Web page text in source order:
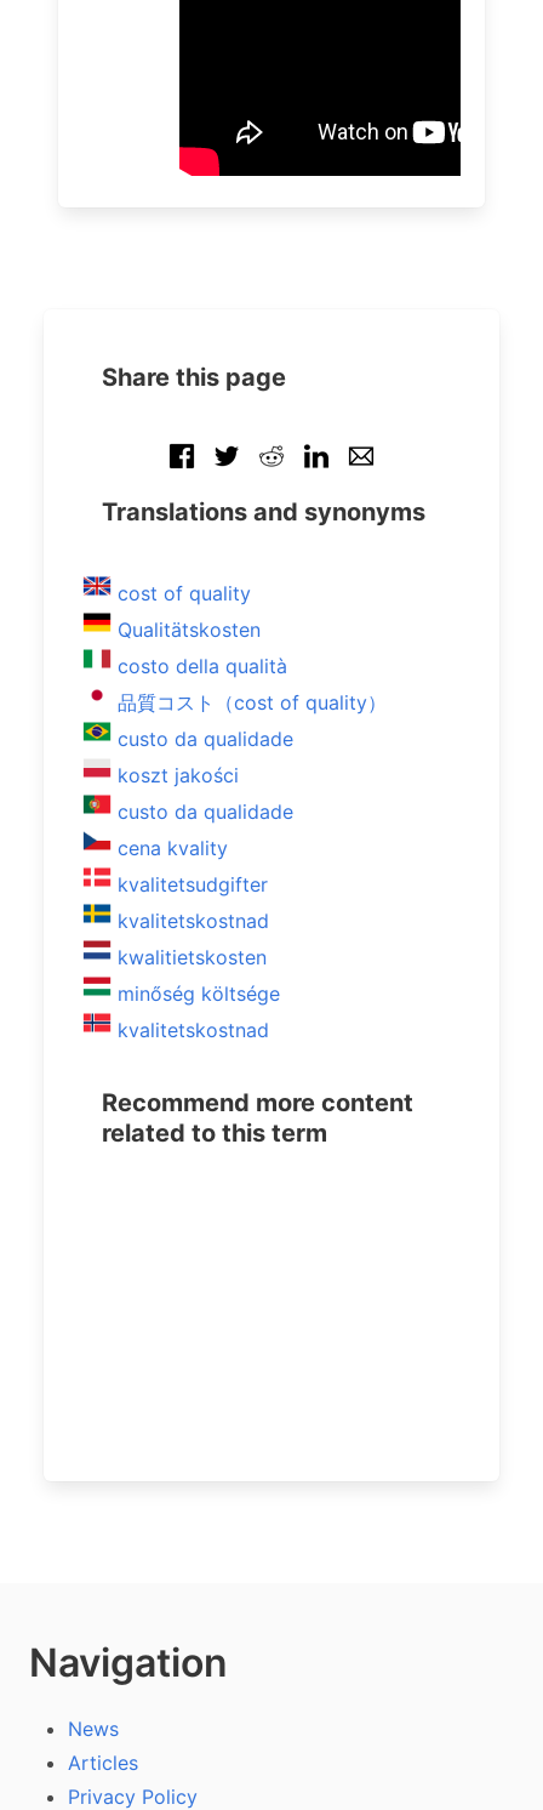
Share this page
Translations and synonyms
cost of quality
Qualitätskosten
costo della qualità
品質コスト（cost of quality）
custo da qualidade
koszt jakości
custo da qualidade
cena kvality
kvalitetsudgifter
kvalitetskostnad
kwalitietskosten
minőség költsége
kvalitetskostnad
Recommend more content
related to this term
Navigation
News
Articles
Privacy Policy